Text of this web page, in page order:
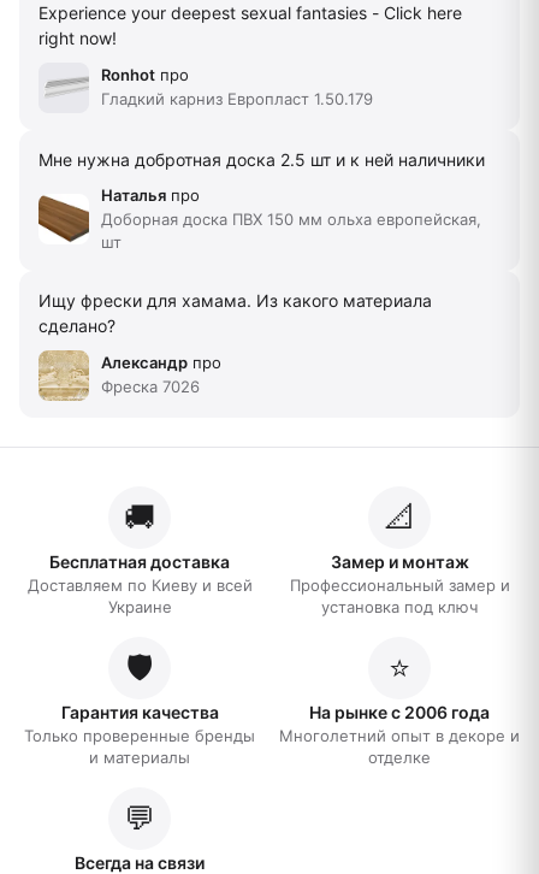
Experience your deepest sexual fantasies - Click here
right now!
Ronhot про
Гладкий карниз Европласт 1.50.179
Мне нужна добротная доска 2.5 шт и к ней наличники
Наталья про
Доборная доска ПВХ 150 мм ольха европейская,
шт
Ищу фрески для хамама. Из какого материала
сделано?
Александр про
Фреска 7026
🚚
Бесплатная доставка
Доставляем по Киеву и всей
Украине
📐
Замер и монтаж
Профессиональный замер и
установка под ключ
🛡️
Гарантия качества
Только проверенные бренды
и материалы
⭐
На рынке с 2006 года
Многолетний опыт в декоре и
отделке
💬
Всегда на связи